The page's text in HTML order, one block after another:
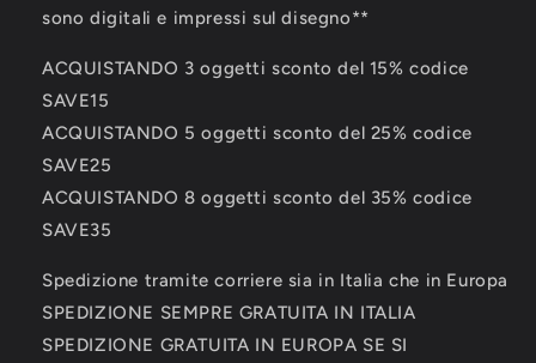
sono digitali e impressi sul disegno**
ACQUISTANDO 3 oggetti sconto del 15% codice
SAVE15
ACQUISTANDO 5 oggetti sconto del 25% codice
SAVE25
ACQUISTANDO 8 oggetti sconto del 35% codice
SAVE35
Spedizione tramite corriere sia in Italia che in Europa
SPEDIZIONE SEMPRE GRATUITA IN ITALIA
SPEDIZIONE GRATUITA IN EUROPA SE SI